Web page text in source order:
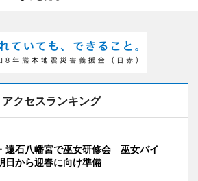
アクセスランキング
遠石八幡宮で巫女研修会 巫女バイ
日から迎春に向け準備